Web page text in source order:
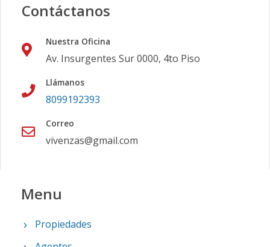
Contáctanos
Nuestra Oficina
Av. Insurgentes Sur 0000, 4to Piso
Llámanos
8099192393
Correo
vivenzas@gmail.com
Menu
Propiedades